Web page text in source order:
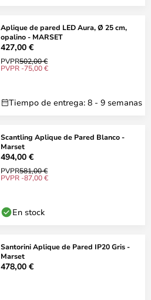
Aplique de pared LED Aura, Ø 25 cm,
opalino - MARSET
427,00 €
PVPR502,00 €
PVPR -75,00 €
Tiempo de entrega: 8 - 9 semanas
Scantling Aplique de Pared Blanco -
Marset
494,00 €
PVPR581,00 €
PVPR -87,00 €
En stock
Santorini Aplique de Pared IP20 Gris -
Marset
478,00 €